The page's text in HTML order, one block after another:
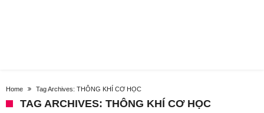
Home Tag Archives: THÔNG KHÍ CƠ HỌC
TAG ARCHIVES: THÔNG KHÍ CƠ HỌC